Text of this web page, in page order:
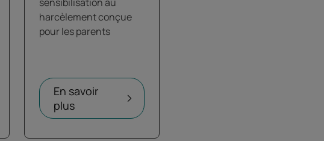
harcèlement conçue
pour les parents
En savoir
plus